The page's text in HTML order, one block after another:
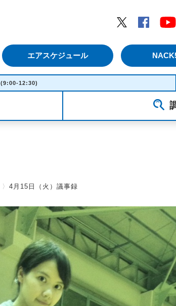
Twitter
エアスケジュール
(9:00-12:30)
〉 4月15日（火）議事録